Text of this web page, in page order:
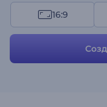
вставьте медиафайлы
помощью красочных
видеооткрыток,
16:9